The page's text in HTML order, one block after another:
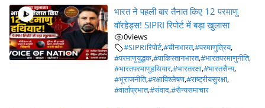
भारत ने पहली बार तैनात किए 12 परमाणु
वॉरहेड्स! SIPRI रिपोर्ट में बड़ा खुलासा
0views
#SIPRIरिपोर्ट,#चीनभारत,#परमाणुत्रिय,
#परमाणुयुद्धक,#पाकिस्तानभारत,#भारतपरमाणुनीति,
#भारतपरमाणुहथियार,#भारतरक्षा,#भारतसैन्य,
#भूराजनीति,#रक्षाविश्लेषण,#राष्ट्रीयसुरक्षा,
#वार्ताप्रभात,#संवाद,#सैन्यसमाचार